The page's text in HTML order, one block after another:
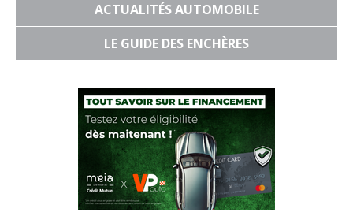
ACTUALITÉS AUTOMOBILE
LE GUIDE DES ENCHÈRES